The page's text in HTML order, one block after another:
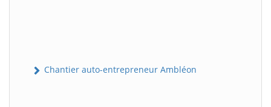
Chantier auto-entrepreneur Ambléon